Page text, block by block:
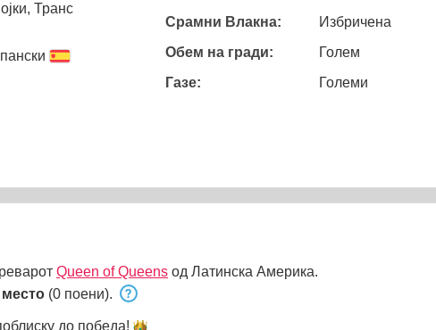
Транс
Срамни Влакна:
Избричена
Обем на гради:
Голем
Газе:
Големи
Queen of Queens од Латинска Америка.
место (0 поени).
до победа!